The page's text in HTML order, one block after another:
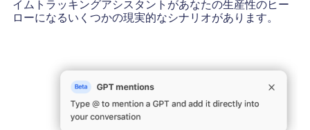
イムトラッキングアシスタントがあなたの生産性のヒー
ローになるいくつかの現実的なシナリオがあります。